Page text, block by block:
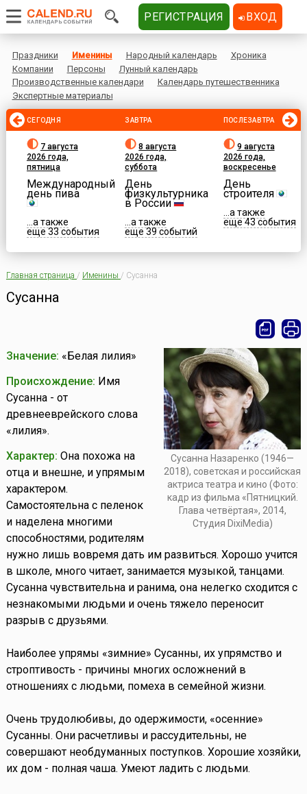
Праздники Именины Народный календарь
Хроника
Компании
Персоны
Лунный календарь
Производственные календари
Календарь путешественника
Экспертные материалы
СЕГОДНЯ
7 августа
2026 года,
пятница
Международный
день пива
...а также
еще 33 события
ЗАВТРА
8 августа
2026 года,
суббота
День
физкультурника
в России
...а также
еще 39 событий
ПОСЛЕЗАВТРА
9 августа
2026 года,
воскресенье
День
строителя
...а также
еще 43 события
Главная страница / Именины / Сусанна
Сусанна
Сусанна Назаренко (1946—
2018), советская и российская
актриса театра и кино (Фото:
кадр из фильма «Пятницкий.
Глава четвёртая», 2014,
Студия DixiMedia)
Значение: «Белая лилия»
Происхождение: Имя
Сусанна - от
древнееврейского слова
«лилия».
Характер: Она похожа на
отца и внешне, и упрямым
характером.
Самостоятельна с пеленок
и наделена многими
способностями, родителям
нужно лишь вовремя дать им развиться. Хорошо учится
в школе, много читает, занимается музыкой, танцами.
Сусанна чувствительна и ранима, она нелегко сходится с
незнакомыми людьми и очень тяжело переносит
разрыв с друзьями.
Наиболее упрямы «зимние» Сусанны, их упрямство и
строптивость - причины многих осложнений в
отношениях с людьми, помеха в семейной жизни.
Очень трудолюбивы, до одержимости, «осенние»
Сусанны. Они расчетливы и рассудительны, не
совершают необдуманных поступков. Хорошие хозяйки,
их дом - полная чаша. Умеют ладить с людьми.
РЕГИСТРАЦИЯ ВХОД